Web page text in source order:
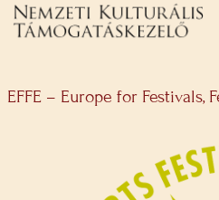
EFFE – Europe for Festivals,